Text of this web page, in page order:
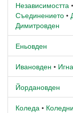
Независимостта •
Съединението •
Димитровден
Еньовден
Ивановден •
Йордановден
Коледа •